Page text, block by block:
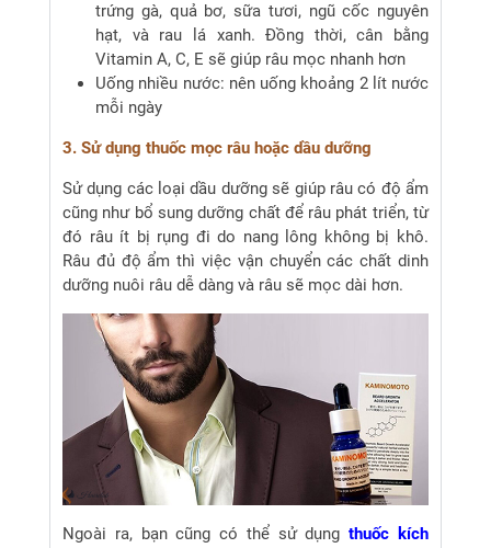
trứng gà, quả bơ, sữa tươi, ngũ cốc nguyên
hạt, và rau lá xanh. Đồng thời, cân bằng
Vitamin A, C, E sẽ giúp râu mọc nhanh hơn
Uống nhiều nước: nên uống khoảng 2 lít nước
mỗi ngày
3. Sử dụng thuốc mọc râu hoặc dầu dưỡng
Sử dụng các loại dầu dưỡng sẽ giúp râu có độ ẩm
cũng như bổ sung dưỡng chất để râu phát triển, từ
đó râu ít bị rụng đi do nang lông không bị khô.
Râu đủ độ ẩm thì việc vận chuyển các chất dinh
dưỡng nuôi râu dễ dàng và râu sẽ mọc dài hơn.
Ngoài ra, bạn cũng có thể sử dụngthuốc kích